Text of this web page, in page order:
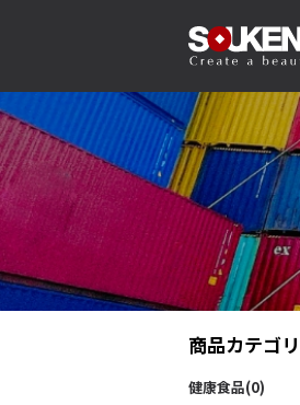
商品カテゴ
健康食品(0)